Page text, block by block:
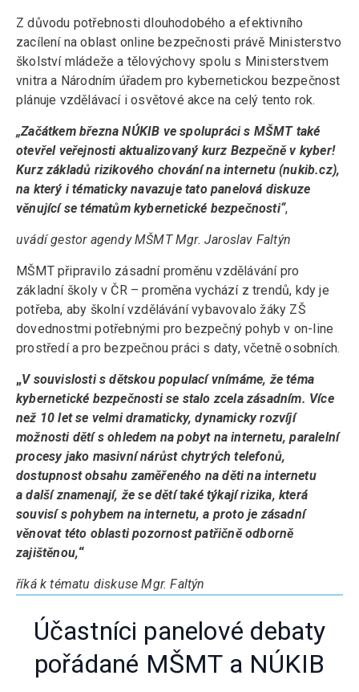
Z důvodu potřebnosti dlouhodobého a efektivního
zacílení na oblast online bezpečnosti právě Ministerstvo
školství mládeže a tělovýchovy spolu s Ministerstvem
vnitra a Národním úřadem pro kybernetickou bezpečnost
plánuje vzdělávací i osvětové akce na celý tento rok.
„Začátkem března NÚKIB ve spolupráci s MŠMT také
otevřel veřejnosti aktualizovaný kurz Bezpečně v kyber!
Kurz základů rizikového chování na internetu (nukib.cz),
na který i tématicky navazuje tato panelová diskuze
věnující se tématům kybernetické bezpečnosti“,
uvádí gestor agendy MŠMT Mgr. Jaroslav Faltýn
MŠMT připravilo zásadní proměnu vzdělávání pro
základní školy v ČR – proměna vychází z trendů, kdy je
potřeba, aby školní vzdělávání vybavovalo žáky ZŠ
dovednostmi potřebnými pro bezpečný pohyb v on-line
prostředí a pro bezpečnou práci s daty, včetně osobních.
„V souvislosti s dětskou populací vnímáme, že téma
kybernetické bezpečnosti se stalo zcela zásadním. Více
než 10 let se velmi dramaticky, dynamicky rozvíjí
možnosti dětí s ohledem na pobyt na internetu, paralelní
procesy jako masivní nárůst chytrých telefonů,
dostupnost obsahu zaměřeného na děti na internetu
a další znamenají, že se dětí také týkají rizika, která
souvisí s pohybem na internetu, a proto je zásadní
věnovat této oblasti pozornost patřičně odborně
zajištěnou,“
říká k tématu diskuse Mgr. Faltýn
Účastníci panelové debaty
pořádané MŠMT a NÚKIB